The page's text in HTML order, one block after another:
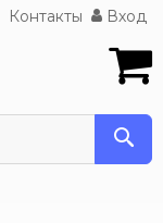
Контакты Вход